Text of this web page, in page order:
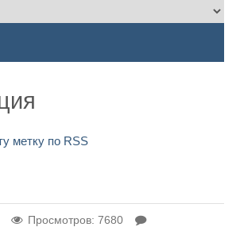
метку по RSS
Просмотров: 7680